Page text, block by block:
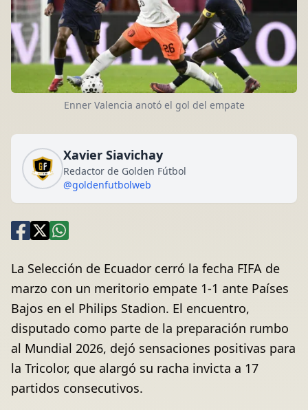
Enner Valencia anotó el gol del empate
Xavier Siavichay
Redactor de Golden Fútbol
@goldenfutbolweb
La Selección de Ecuador cerró la fecha FIFA de
marzo con un meritorio empate 1-1 ante Países
Bajos en el Philips Stadion. El encuentro,
disputado como parte de la preparación rumbo
al Mundial 2026, dejó sensaciones positivas para
la Tricolor, que alargó su racha invicta a 17
partidos consecutivos.